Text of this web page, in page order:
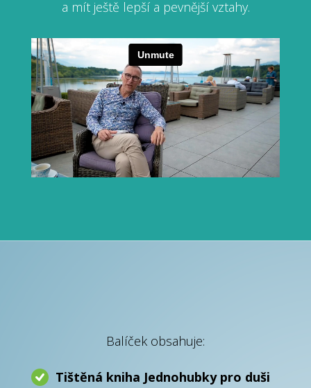
a mít ještě lepší a pevnější vztahy.
Balíček obsahuje:
Tištěná kniha Jednohubky pro duši